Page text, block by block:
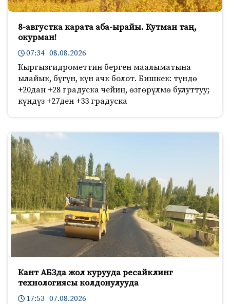
8-августка карата аба-ырайы. Кутман таң,
окурман!
07:34 08.08.2026
Кыргызгидрометтин берген маалыматына
ылайык, бүгүн, күн ачк болот. Бишкек: түндө
+20дан +28 градуска чейин, өзгөрүлмө булуттуу;
күндүз +27ден +33 градуска
Кант АБЗда жол курууда ресайклинг
технологиясы колдонулууда
17:53 07.08.2026